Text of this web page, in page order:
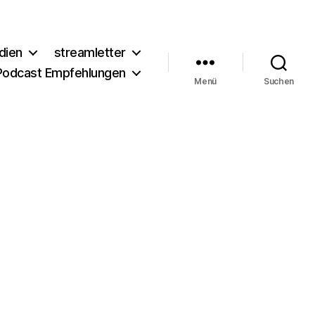
streamletter
Empfehlungen
Menü Suchen